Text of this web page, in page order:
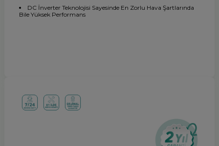
DC İnverter Teknolojisi Sayesinde En Zorlu Hava Şartlarında
Bile Yüksek Performans